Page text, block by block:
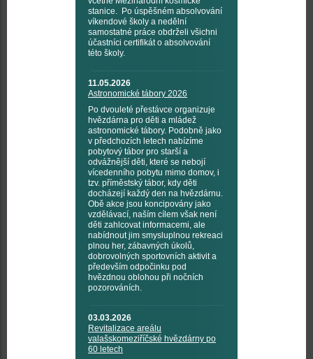
stanice. Po úspěšném absolvování
víkendové školy a nedělní
samostatné práce obdrželi všichni
účastníci certifikát o absolvování
této školy.
11.05.2026
Astronomické tábory 2026
Po dvouleté přestávce organizuje
hvězdárna pro děti a mládež
astronomické tábory. Podobně jako
v předchozích letech nabízíme
pobytový tábor pro starší a
odvážnější děti, které se nebojí
vícedenního pobytu mimo domov, i
tzv. příměstský tábor, kdy děti
docházejí každý den na hvězdárnu.
Obě akce jsou koncipovány jako
vzdělávací, naším cílem však není
děti zahlcovat informacemi, ale
nabídnout jim smysluplnou rekreaci
plnou her, zábavných úkolů,
dobrovolných sportovních aktivit a
především odpočinku pod
hvězdnou oblohou při nočních
pozorováních.
03.03.2026
Revitalizace areálu
valašskomeziříčské hvězdárny po
60 letech